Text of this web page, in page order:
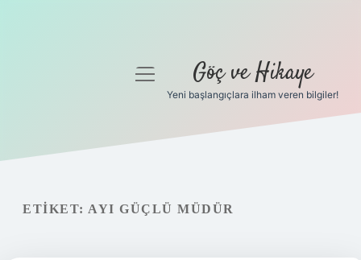
Gizlilik Politikası
menüyü
Göç ve Hikaye
Yeni başlangıçlara ilham veren bilgiler!
ETIKET: AYI GÜÇLÜ MÜDÜR